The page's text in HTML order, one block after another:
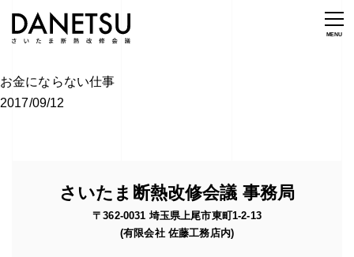
お金にならない仕事
2017/09/12
さいたま断熱改修会議 事務局
〒362-0031 埼玉県上尾市東町1-2-13
(有限会社 佐藤工務店内)